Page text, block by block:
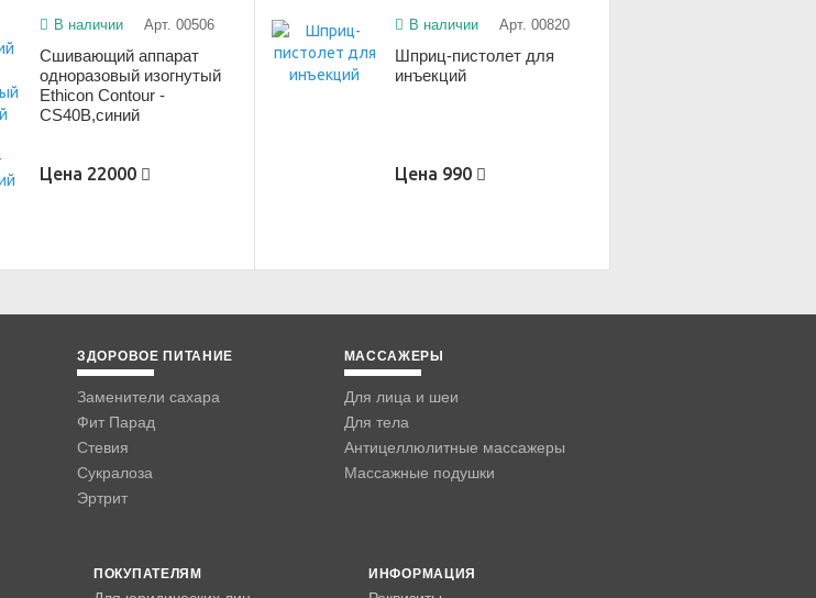
В наличии Арт. 00506
Сшивающий аппарат
одноразовый изогнутый
Ethicon Contour -
CS40B,синий
Цена 22000
В наличии Арт. 00820
Шприц-пистолет для
инъекций
Цена 990
ЗДОРОВОЕ ПИТАНИЕ
Заменители сахара
Фит Парад
Стевия
Сукралоза
Эртрит
МАССАЖЕРЫ
Для лица и шеи
Для тела
Антицеллюлитные массажеры
Массажные подушки
ПОКУПАТЕЛЯМ ИНФОРМАЦИЯ